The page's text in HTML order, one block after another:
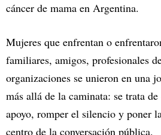
cáncer de mama en Argentina.
Mujeres que enfrentan o
familiares, amigos, profesionales
organizaciones se unieron en una
más allá de la caminata: se trata
apoyo, romper el silencio y poner
centro de la conversación pública.